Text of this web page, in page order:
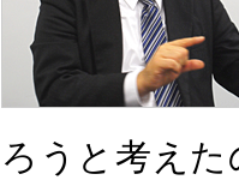
ろうと考え